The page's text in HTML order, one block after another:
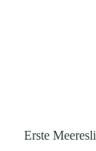
Erste